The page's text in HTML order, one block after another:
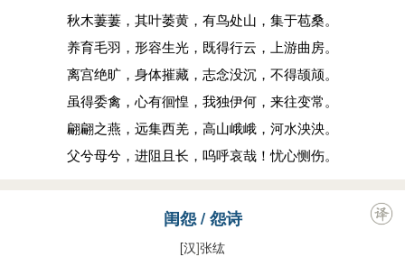
秋木萋萋，其叶萎黄，有鸟处山，集于苞桑。
养育毛羽，形容生光，既得行云，上游曲房。
离宫绝旷，身体摧藏，志念没沉，不得颉颃。
虽得委禽，心有徊惶，我独伊何，来往变常。
翩翩之燕，远集西羌，高山峨峨，河水泱泱。
父兮母兮，进阻且长，呜呼哀哉！忧心恻伤。
闺怨 / 怨诗
[汉]张纮